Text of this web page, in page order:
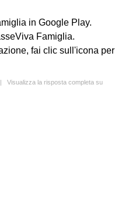
in Google Play.
Famiglia.
fai clic sull'icona per
Visualizza la risposta completa su